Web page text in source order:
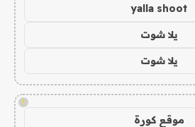
yalla shoot
يلا شوت
يلا شوت
!
موقع كورة